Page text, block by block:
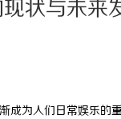
状与未来
成为人们日常娱乐